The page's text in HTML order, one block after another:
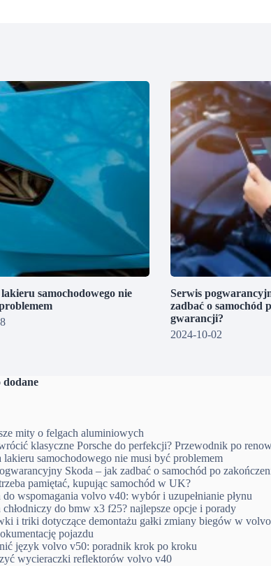
samochodowego nie
Serwis
zadbać o samochód
gwarancji?
2024-10-02
dodane
mity o felgach aluminiowych
klasyczne Porsche do perfekcji? Przewodnik po
lakieru samochodowego nie musi być problemem
Skoda – jak zadbać o samochód po
pamiętać, kupując samochód w UK?
do wspomagania volvo v40: wybór i uzupełnianie płynu
chłodniczy do bmw x3 f25? najlepsze opcje i porady
i triki dotyczące demontażu gałki zmiany biegów w
pojazdu
język volvo v50: poradnik krok po kroku
wycieraczki reflektorów volvo v40